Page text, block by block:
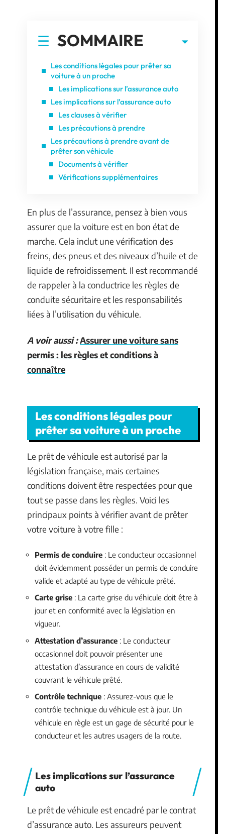
SOMMAIRE
Les conditions légales pour prêter sa
voiture à un proche
Les implications sur l’assurance auto
Les implications sur l’assurance auto
Les clauses à vérifier
Les précautions à prendre
Les précautions à prendre avant de
prêter son véhicule
Documents à vérifier
Vérifications supplémentaires
En plus de l’assurance, pensez à bien vous
assurer que la voiture est en bon état de
marche. Cela inclut une vérification des
freins, des pneus et des niveaux d’huile et de
liquide de refroidissement. Il est recommandé
de rappeler à la conductrice les règles de
conduite sécuritaire et les responsabilités
liées à l’utilisation du véhicule.
A voir aussi :Assurer une voiture sans
permis : les règles et conditions à
connaître
Les conditions légales pour
prêter sa voiture à un proche
Le prêt de véhicule est autorisé par la
législation française, mais certaines
conditions doivent être respectées pour que
tout se passe dans les règles. Voici les
principaux points à vérifier avant de prêter
votre voiture à votre fille :
Permis de conduire : Le conducteur occasionnel
doit évidemment posséder un permis de conduire
valide et adapté au type de véhicule prêté.
Carte grise : La carte grise du véhicule doit être à
jour et en conformité avec la législation en
vigueur.
Attestation d’assurance : Le conducteur
occasionnel doit pouvoir présenter une
attestation d’assurance en cours de validité
couvrant le véhicule prêté.
Contrôle technique : Assurez-vous que le
contrôle technique du véhicule est à jour. Un
véhicule en règle est un gage de sécurité pour le
conducteur et les autres usagers de la route.
Les implications sur l’assurance
auto
Le prêt de véhicule est encadré par le contrat
d’assurance auto. Les assureurs peuvent